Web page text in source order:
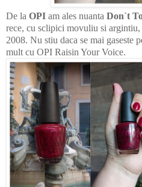
De la OPI am ales nuanta Don`t
rece, cu sclipici movuliu si
2008. Nu stiu daca se mai gaseste
mult cu OPI Raisin Your Voice.